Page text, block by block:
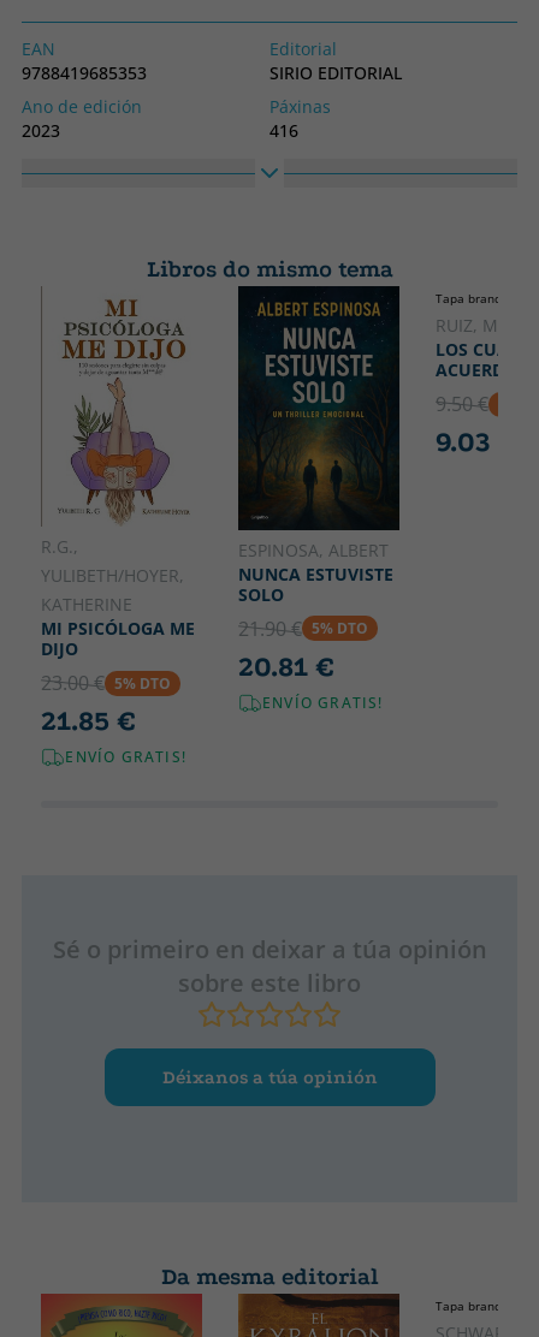
que han aprendido a conectar con su intuición e introducir
cambios positivos en su vida. Tu intuición es un apoyo para
tu creatividad, te ayuda a sanar tus heridas emocionales y
calma la ansiedad y la incertidumbre de tu corazón. Te
brinda paz mental y te muestra cómo vivir de una forma más
elevada y armoniosa. Confía en tus vibraciones para
disfrutar plenamente de tu vida y acceder al sentido innato
EAN
9788419685353
Editorial
SIRIO EDITORIAL
Ano de edición
2023
Páxinas
416
Idioma
Libros do mismo tema
R.G.,
YULIBETH/HOYER,
KATHERINE
MI PSICÓLOGA ME
DIJO
23.00 € 5% DTO
21.85 €
ENVÍO GRATIS!
ESPINOSA, ALBERT
NUNCA ESTUVISTE
SOLO
21.90 € 5% DTO
20.81 €
ENVÍO GRATIS!
Tapa branda ou
RUIZ,
LOS
ACUERDOS
9.50 €
9.03 €
Sé o primeiro en deixar a túa opinión
sobre este libro
Déixanos a túa opinión
Da mesma editorial
Tapa branda ou